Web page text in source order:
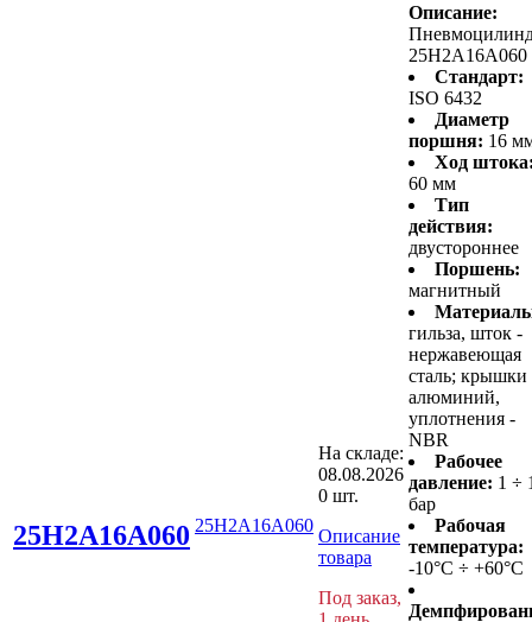
25H2A16A060 25H2A16A060
На складе:
08.08.2026
0 шт.
Описание
товара
Под заказ,
Описание:
25H2A16A060
Стандарт:
ISO 6432
Диаметр
поршня: 16
Ход
60 мм
Тип
действия:
двустороннее
Поршень:
магнитный
гильза, шток -
нержавеющая
сталь; крышки
алюминий,
уплотнения -
NBR
Рабочее
давление: 1 ÷
бар
Рабочая
температура:
-10°C ÷ +60°C